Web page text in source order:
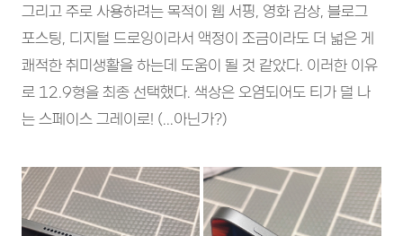
그리고 주로 사용하려는 목적이 웹 서핑, 영화 감상, 블로그
포스팅, 디지털 드로잉이라서 액정이 조금이라도 더 넓은 게
쾌적한 취미생활을 하는데 도움이 될 것 같았다. 이러한 이유
로 12.9형을 최종 선택했다. 색상은 오염되어도 티가 덜 나
는 스페이스 그레이로! (...아닌가?)